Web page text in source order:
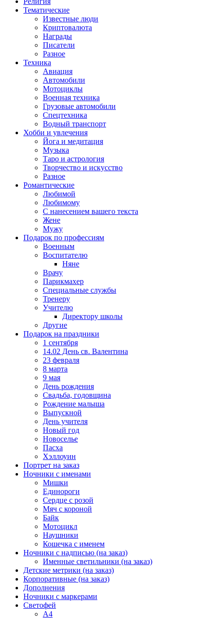
Тематические
Известные люди
Криптовалюта
Награды
Писатели
Разное
Техника
Авиация
Автомобили
Мотоциклы
Военная техника
Грузовые автомобили
Спецтехника
Водный транспорт
Хобби и увлечения
Йога и медитация
Музыка
Таро и астрология
Творчество и искусство
Разное
Романтические
Любимой
Любимому
С нанесением вашего текста
Жене
Мужу
Подарок по профессиям
Военным
Воспитателю
Няне
Врачу
Парикмахер
Специальные службы
Тренеру
Учителю
Директору школы
Другие
Подарок на праздники
1 сентября
14.02 День св. Валентина
23 февраля
8 марта
9 мая
День рождения
Свадьба, годовщина
Рождение малыша
Выпускной
День учителя
Новый год
Новоселье
Пасха
Хэллоуин
Портрет на заказ
Ночники с именами
Мишки
Единороги
Сердце с розой
Мяч с короной
Байк
Мотоцикл
Наушники
Кошечка с именем
Ночники с надписью (на заказ)
Именные светильники (на заказ)
Детские метрики (на заказ)
Корпоративные (на заказ)
Дополнения
Ночники с маркерами
Светофей
А4